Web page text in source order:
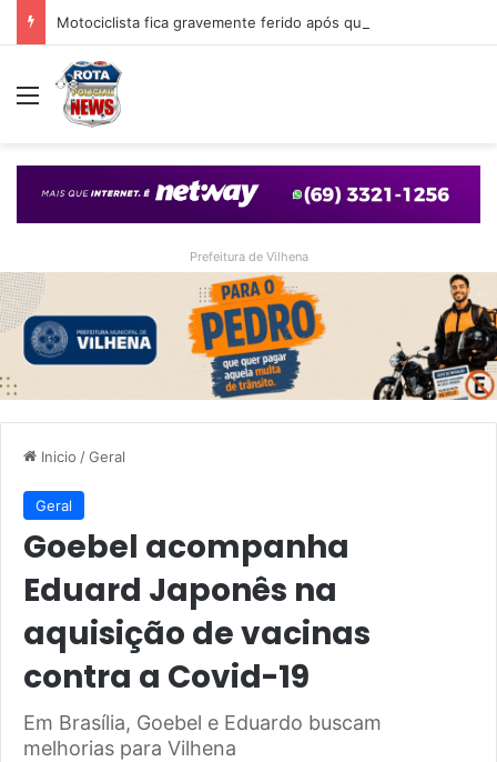
Menu
Prefeitura de Vilhena
Inicio /Geral
Geral
Goebel acompanha
Eduard Japonês na
aquisição de vacinas
contra a Covid-19
Em Brasília, Goebel e Eduardo buscam
melhorias para Vilhena